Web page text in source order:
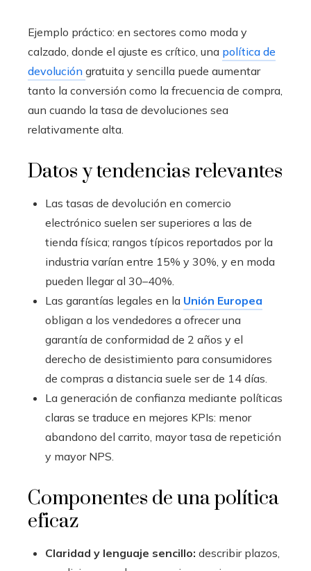
Ejemplo práctico: en sectores como moda y
calzado, donde el ajuste es crítico, una política de
devolución gratuita y sencilla puede aumentar
tanto la conversión como la frecuencia de compra,
aun cuando la tasa de devoluciones sea
relativamente alta.
Datos y tendencias relevantes
Las tasas de devolución en comercio
electrónico suelen ser superiores a las de
tienda física; rangos típicos reportados por la
industria varían entre 15% y 30%, y en moda
pueden llegar al 30–40%.
Las garantías legales en la Unión Europea
obligan a los vendedores a ofrecer una
garantía de conformidad de 2 años y el
derecho de desistimiento para consumidores
de compras a distancia suele ser de 14 días.
La generación de confianza mediante políticas
claras se traduce en mejores KPIs: menor
abandono del carrito, mayor tasa de repetición
y mayor NPS.
Componentes de una política
eficaz
Claridad y lenguaje sencillo: describir plazos,